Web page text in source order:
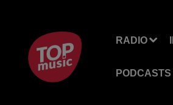
RADIO
PODCASTS